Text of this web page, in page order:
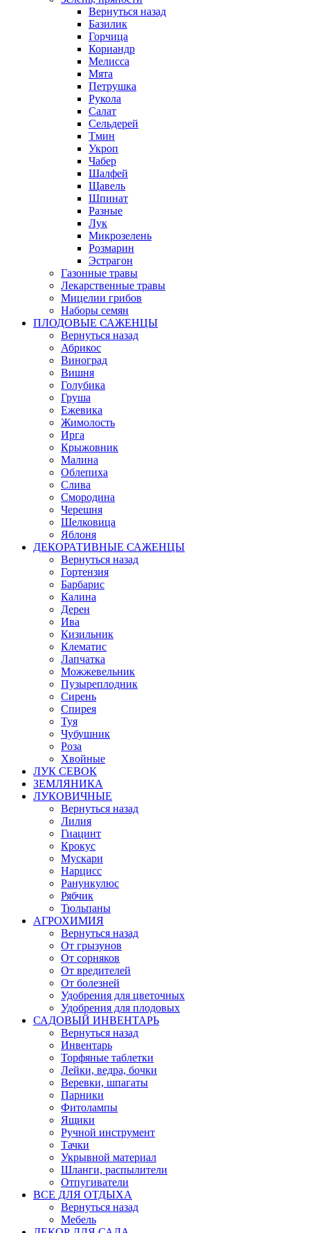
Вернуться назад
Базилик
Горчица
Кориандр
Мелисса
Мята
Петрушка
Рукола
Салат
Сельдерей
Тмин
Укроп
Чабер
Шалфей
Щавель
Шпинат
Разные
Лук
Микрозелень
Розмарин
Эстрагон
Газонные травы
Лекарственные травы
Мицелии грибов
Наборы семян
ПЛОДОВЫЕ САЖЕНЦЫ
Вернуться назад
Абрикос
Виноград
Вишня
Голубика
Груша
Ежевика
Жимолость
Ирга
Крыжовник
Малина
Облепиха
Слива
Смородина
Черешня
Шелковица
Яблоня
ДЕКОРАТИВНЫЕ САЖЕНЦЫ
Вернуться назад
Гортензия
Барбарис
Калина
Дерен
Ива
Кизильник
Клематис
Лапчатка
Можжевельник
Пузыреплодник
Сирень
Спирея
Туя
Чубушник
Роза
Хвойные
ЛУК СЕВОК
ЗЕМЛЯНИКА
ЛУКОВИЧНЫЕ
Вернуться назад
Лилия
Гиацинт
Крокус
Мускари
Нарцисс
Ранункулюс
Рябчик
Тюльпаны
АГРОХИМИЯ
Вернуться назад
От грызунов
От сорняков
От вредителей
От болезней
Удобрения для цветочных
Удобрения для плодовых
САДОВЫЙ ИНВЕНТАРЬ
Вернуться назад
Инвентарь
Торфяные таблетки
Лейки, ведра, бочки
Веревки, шпагаты
Парники
Фитолампы
Ящики
Ручной инструмент
Тачки
Укрывной материал
Шланги, распылители
Отпугиватели
ВСЕ ДЛЯ ОТДЫХА
Вернуться назад
Мебель